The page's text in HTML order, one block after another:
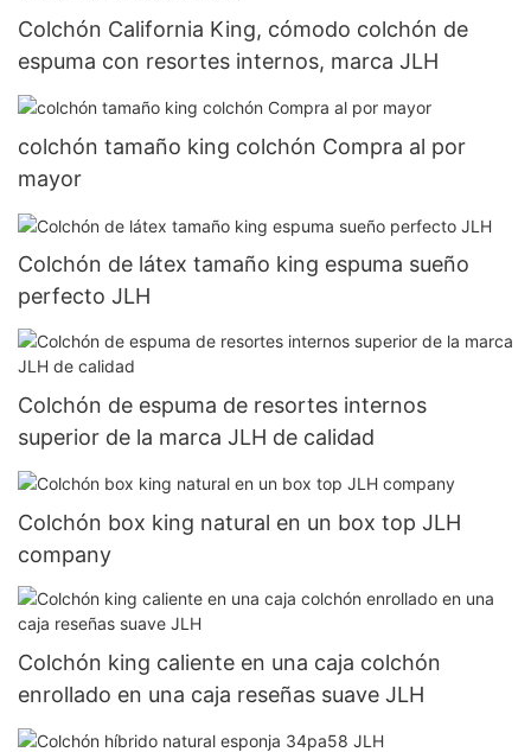
Colchón California King, cómodo colchón de
espuma con resortes internos, marca JLH
colchón tamaño king colchón Compra al por
mayor
Colchón de látex tamaño king espuma sueño
perfecto JLH
Colchón de espuma de resortes internos
superior de la marca JLH de calidad
Colchón box king natural en un box top JLH
company
Colchón king caliente en una caja colchón
enrollado en una caja reseñas suave JLH